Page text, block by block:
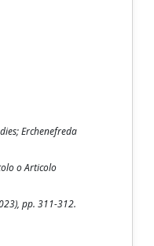
Erchenefreda
o Articolo
pp. 311-312.